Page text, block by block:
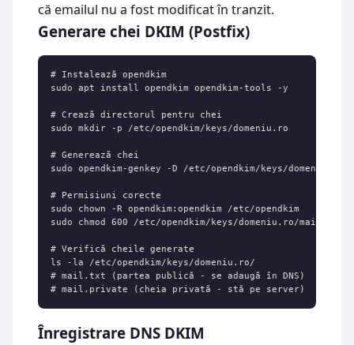
că emailul nu a fost modificat în tranzit.
Generare chei DKIM (Postfix)
# Instalează opendkim
sudo apt install opendkim opendkim-tools -y
# Crează directorul pentru chei
sudo mkdir -p /etc/opendkim/keys/domeniu.ro
# Generează chei
sudo opendkim-genkey -D /etc/opendkim/keys/
# Permisiuni corecte
sudo chown -R opendkim:opendkim /etc/opendkim
sudo chmod 600 /etc/opendkim/keys/domeniu.ro/
# Verifică cheile generate
ls -la /etc/opendkim/keys/domeniu.ro/
# mail.txt (partea publică - se adaugă în DNS)
# mail.private (cheia privată - stă pe server)
Înregistrare DNS DKIM